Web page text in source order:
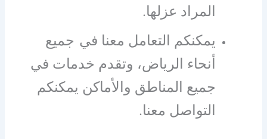
المراد عزلها.
يمكنكم التعامل معنا في جميع
أنحاء الرياض، وتقدم خدمات في
جميع المناطق والأماكن يمكنكم
التواصل معنا.